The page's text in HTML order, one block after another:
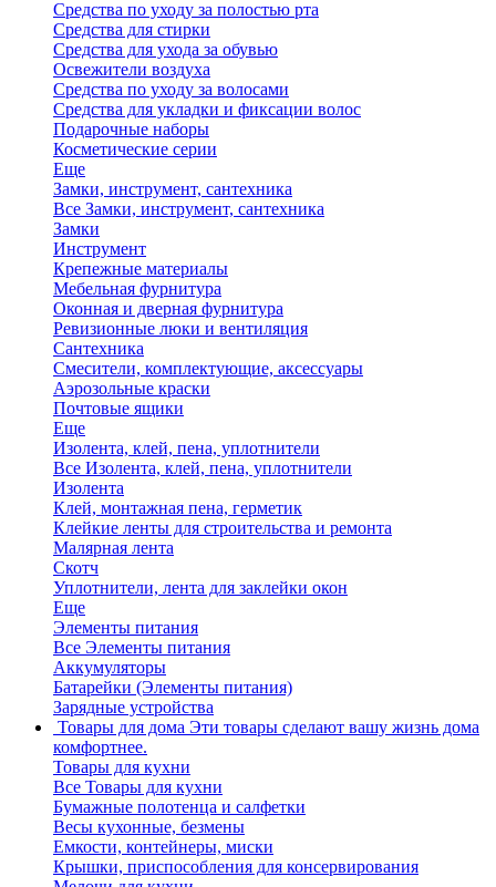
Средства по уходу за полостью рта
Средства для стирки
Средства для ухода за обувью
Освежители воздуха
Средства по уходу за волосами
Средства для укладки и фиксации волос
Подарочные наборы
Косметические серии
Еще
Замки, инструмент, сантехника
Все Замки, инструмент, сантехника
Замки
Инструмент
Крепежные материалы
Мебельная фурнитура
Оконная и дверная фурнитура
Ревизионные люки и вентиляция
Сантехника
Смесители, комплектующие, аксессуары
Аэрозольные краски
Почтовые ящики
Еще
Изолента, клей, пена, уплотнители
Все Изолента, клей, пена, уплотнители
Изолента
Клей, монтажная пена, герметик
Клейкие ленты для строительства и ремонта
Малярная лента
Скотч
Уплотнители, лента для заклейки окон
Еще
Элементы питания
Все Элементы питания
Аккумуляторы
Батарейки (Элементы питания)
Зарядные устройства
Товары для дома Эти товары сделают вашу жизнь дома
комфортнее.
Товары для кухни
Все Товары для кухни
Бумажные полотенца и салфетки
Весы кухонные, безмены
Емкости, контейнеры, миски
Крышки, приспособления для консервирования